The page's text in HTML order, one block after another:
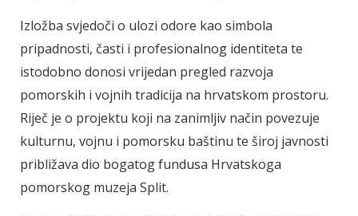
Izložba svjedoči o ulozi odore kao simbola
pripadnosti, časti i profesionalnog identiteta te
istodobno donosi vrijedan pregled razvoja
pomorskih i vojnih tradicija na hrvatskom prostoru.
Riječ je o projektu koji na zanimljiv način povezuje
kulturnu, vojnu i pomorsku baštinu te široj javnosti
približava dio bogatog fundusa Hrvatskoga
pomorskog muzeja Split.